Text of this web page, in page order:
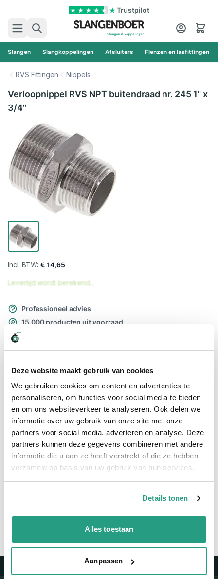
Deze website maakt gebruik van cookies
We gebruiken cookies om content en advertenties te
personaliseren, om functies voor social media te bieden
en om ons websiteverkeer te analyseren. Ook delen we
informatie over uw gebruik van onze site met onze
partners voor social media, adverteren en analyse. Deze
partners kunnen deze gegevens combineren met andere
informatie die u aan ze heeft verstrekt of die ze hebben
verzameld op basis van uw gebruik van hun services.
Details tonen
Alles toestaan
Aanpassen
Trustpilot
Zoek
Cart
Slangen Slangkoppelingen Afsluiters Flenzen en lasfittingen
RVS Fittingen Nippels
Verloopnippel RVS NPT buitendraad nr. 245 1" x
3/4"
€ 14,65
Levertijd wordt berekend...
Professioneel advies
15.000 producten uit voorraad
Snelle levering
Snel naar
Meer informatie
Meer informatie
Maatvoering koppeling 1" x 3/4"
Vragen? Neem dan nu contact op